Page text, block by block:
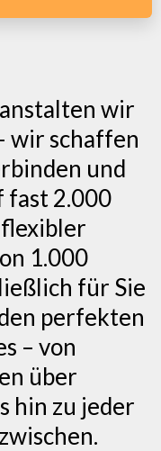
wir
wir schaffen
und
fast 2.000
1.000
für Sie
perfekten
– von
über
hin zu jeder